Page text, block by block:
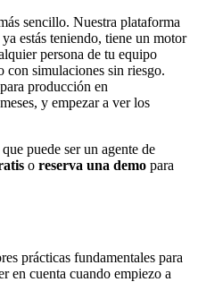
sencillo. Nuestra plataforma
estás teniendo, tiene un motor
persona de tu equipo
con simulaciones sin riesgo.
producción en
y empezar a ver los
puede ser un agente de
o reserva una demo para
prácticas fundamentales para
en cuenta cuando empiezo a